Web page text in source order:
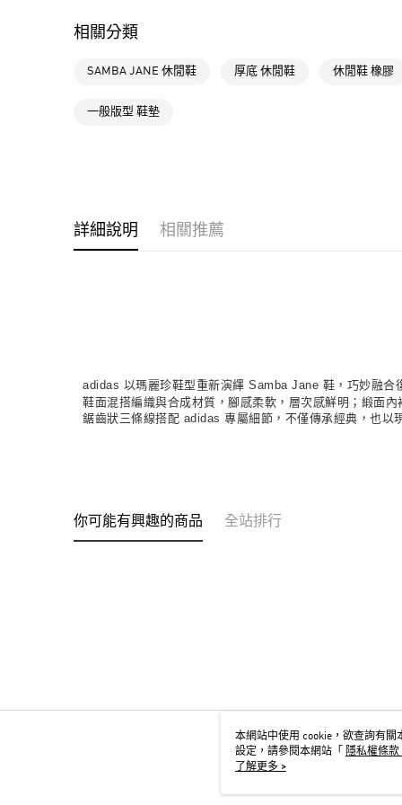
相關分類
SAMBA JANE 休閒鞋 厚底 休閒鞋 休閒鞋 橡膠
一般版型 鞋墊
詳細說明 相關推薦
adidas 以瑪麗珍鞋型重新演繹 Samba Jane 鞋，巧妙融
鞋面混搭編織與合成材質，腳感柔軟，層次感鮮明；緞面
鋸齒狀三條線搭配 adidas 專屬細節，不僅傳承經典，也以
你可能有興趣的商品 全站排行
本網站中使用 cookie，欲查詢有關
設定，請參閱本網站「
隱私權條款
用 cookie。
了解更多 >